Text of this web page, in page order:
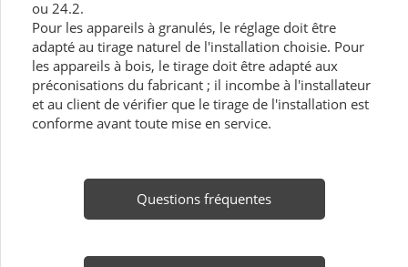
ou 24.2.
Pour les appareils à granulés, le réglage doit être
adapté au tirage naturel de l'installation choisie. Pour
les appareils à bois, le tirage doit être adapté aux
préconisations du fabricant ; il incombe à l'installateur
et au client de vérifier que le tirage de l'installation est
conforme avant toute mise en service.
Questions fréquentes